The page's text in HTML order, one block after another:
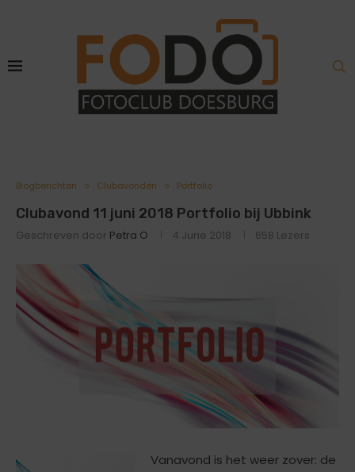
Blogberichten Clubavonden Portfolio
Clubavond 11 juni 2018 Portfolio bij Ubbink
Geschreven door Petra O 4 June 2018 658 Lezers
Vanavond is het weer zover: de